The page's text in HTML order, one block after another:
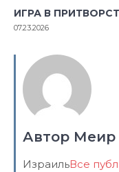
ИГРА В
07.23.2026
Автор Меир
ИзраильВсе